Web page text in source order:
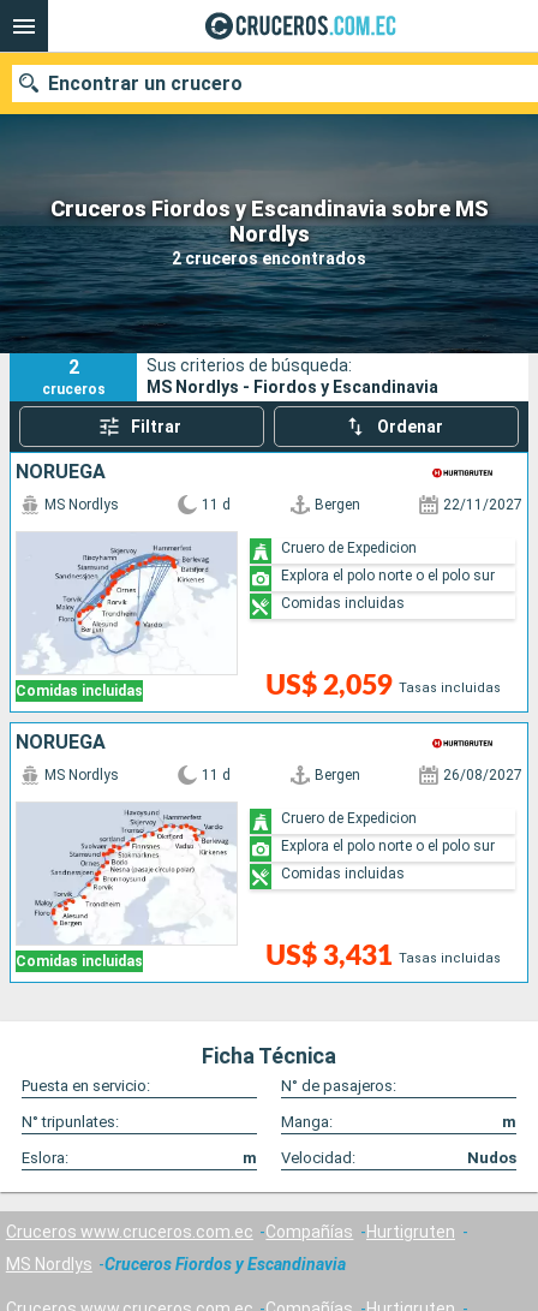
Cruceros Fiordos y Escandinavia sobre MS
Nordlys
2 cruceros encontrados
Encontrar un crucero
Nuestros destinos
Fecha de salida
Puertos Compañías
Buscar
2
cruceros
Sus criterios de búsqueda:
MS Nordlys - Fiordos y Escandinavia
Filtrar Ordenar
NORUEGA
Comidas incluidas
MS Nordlys 11 d Bergen 22/11/2027
US$ 2,059 Tasas incluidas
Cruero de Expedicion
Explora el polo norte o el polo sur
Comidas incluidas
NORUEGA
Comidas incluidas
MS Nordlys 11 d Bergen 26/08/2027
US$ 3,431 Tasas incluidas
Cruero de Expedicion
Explora el polo norte o el polo sur
Comidas incluidas
Ficha Técnica
Puesta en servicio:
N° de pasajeros:
N° tripunlates:
Manga:
m
Eslora:
m Velocidad: Nudos
Cruceros www.cruceros.com.ec Compañías
Hurtigruten
MS Nordlys
Cruceros Fiordos y Escandinavia